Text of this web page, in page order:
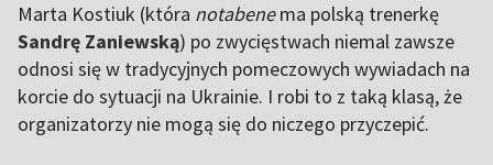
Marta Kostiuk (która notabenema polską trenerkę
Sandrę Zaniewską) po zwycięstwach niemal zawsze
odnosi się w tradycyjnych pomeczowych wywiadach na
korcie do sytuacji na Ukrainie. I robi to z taką klasą, że
organizatorzy nie mogą się do niczego przyczepić.